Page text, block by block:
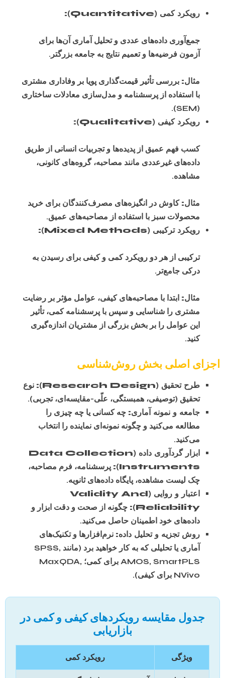
رویکرد کمی (Quantitative):
جمع‌آوری داده‌های عددی و تحلیل آماری آن‌ها برای
آزمون فرضیه‌ها و تعمیم نتایج به جامعه بزرگتر.
مثال: بررسی تأثیر قیمت‌گذاری پویا بر وفاداری مشتری
با استفاده از پرسشنامه و مدل‌سازی معادلات ساختاری
(SEM).
رویکرد کیفی (Qualitative):
کسب فهم عمیق از پدیده‌ها و تجربیات انسانی از طریق
داده‌های غیرعددی مانند مصاحبه، گروه‌های کانونی،
مشاهده.
مثال: کاوش در انگیزه‌های مصرف‌کنندگان برای خرید
محصولات سبز با استفاده از مصاحبه‌های عمیق.
رویکرد ترکیبی (Mixed Methods):
ترکیبی از هر دو رویکرد کمی و کیفی برای رسیدن به
درکی جامع‌تر.
مثال: ابتدا با مصاحبه‌های کیفی، عوامل مؤثر بر رضایت
مشتری را شناسایی و سپس با پرسشنامه کمی، تأثیر
این عوامل را بر بخش بزرگی از مشتریان اندازه‌گیری
کنید.
اجزای اصلی بخش روش‌شناسی
طرح تحقیق (Research Design):
نوع
تحقیق (توصیفی، همبستگی، علّی-مقایسه‌ای، تجربی).
جامعه و نمونه آماری: چه کسانی یا چه چیزی را
مطالعه می‌کنید و چگونه نمونه‌ای نماینده را انتخاب
می‌کنید.
ابزار گردآوری داده (Data Collection
Instruments):
پرسشنامه، فرم مصاحبه،
چک لیست مشاهده، پایگاه داده‌های ثانویه.
اعتبار و روایی (Validity And
Reliability):
چگونه از صحت و دقت ابزار و
داده‌های خود اطمینان حاصل می‌کنید.
روش تجزیه و تحلیل داده: نرم‌افزارها و تکنیک‌های
آماری یا تحلیلی که به کار خواهید برد (مانند SPSS,
AMOS, SmartPLS برای کمی؛ MaxQDA,
NVivo برای کیفی).
جدول مقایسه رویکردهای کیفی و کمی در
بازاریابی
ویژگی رویکرد کمی